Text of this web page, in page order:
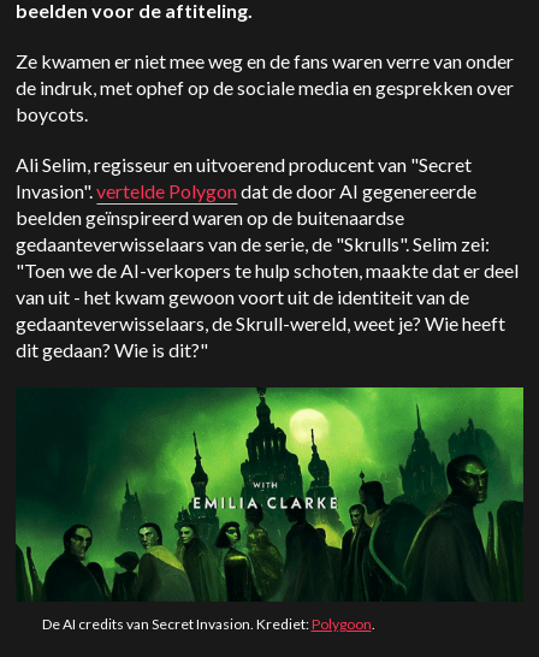
beelden voor de aftiteling.
Ze kwamen er niet mee weg en de fans waren verre van onder
de indruk, met ophef op de sociale media en gesprekken over
boycots.
Ali Selim, regisseur en uitvoerend producent van "Secret
Invasion".vertelde Polygondat de door AI gegenereerde
beelden geïnspireerd waren op de buitenaardse
gedaanteverwisselaars van de serie, de "Skrulls". Selim zei:
"Toen we de AI-verkopers te hulp schoten, maakte dat er deel
van uit - het kwam gewoon voort uit de identiteit van de
gedaanteverwisselaars, de Skrull-wereld, weet je? Wie heeft
dit gedaan? Wie is dit?"
De AI credits van Secret Invasion. Krediet:Polygoon